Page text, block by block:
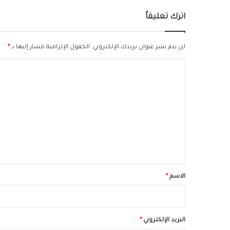
اترك تعليقاً
لن يتم نشر عنوان بريدك الإلكتروني. الحقول الإلزامية مشار إليها بـ *
*الاسم *
البريد الإلكتروني *